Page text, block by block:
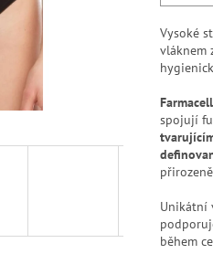
Vysoké
vláknem
spojují
Unikátní
během